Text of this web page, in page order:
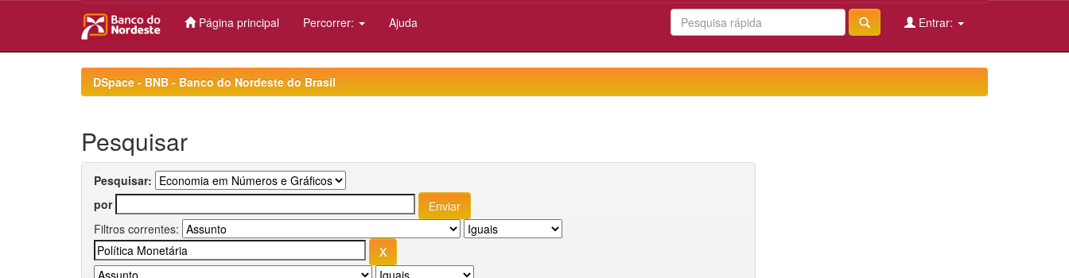
Página principal Percorrer: Ajuda Entrar:
DSpace - BNB - Banco do Nordeste do Brasil
Pesquisar
Pesquisar:
por
Filtros correntes: